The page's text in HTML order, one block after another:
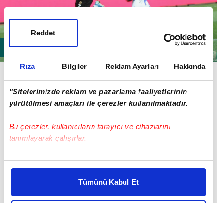
Rıza Bilgiler Reklam Ayarları Hakkında
"Sitelerimizde reklam ve pazarlama faaliyetlerinin
yürütülmesi amaçları ile çerezler kullanılmaktadır.
Bu çerezler, kullanıcıların tarayıcı ve cihazlarını
tanımlayarak çalışırlar.
Bu çerezlere izin vermeniz halinde sizlere özel
daha iyi reklam deneyimi yaşatabiliriz. Bunu yaparken
amacımızın size daha iyi bir reklam deneyimi sunmak
Tümünü Kabul Et
Reddet
Sekidika, 2018-2019 sezonunda Krusevac'tan 60 bin
euro'ya alınmıştı.